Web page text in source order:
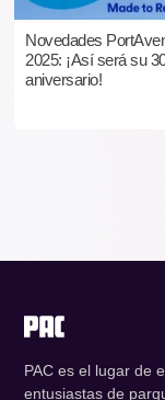
Novedades
2025: ¡Así será su
aniversario!
PAC es el lugar de
entusiastas de